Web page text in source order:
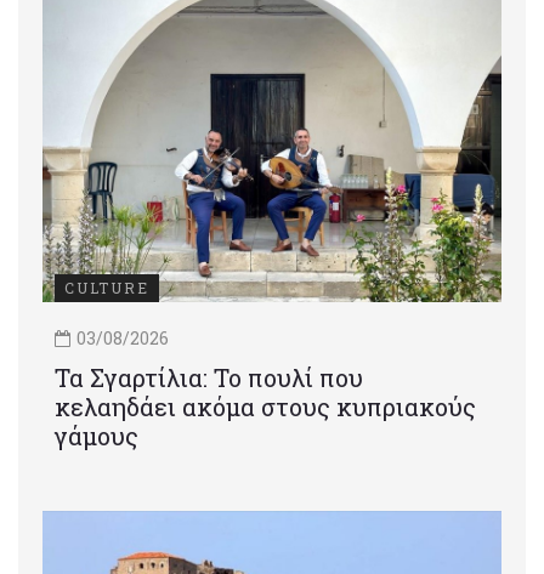
CULTURE
03/08/2026
Τα Σγαρτίλια: Το πουλί που
κελαηδάει ακόμα στους κυπριακούς
γάμους